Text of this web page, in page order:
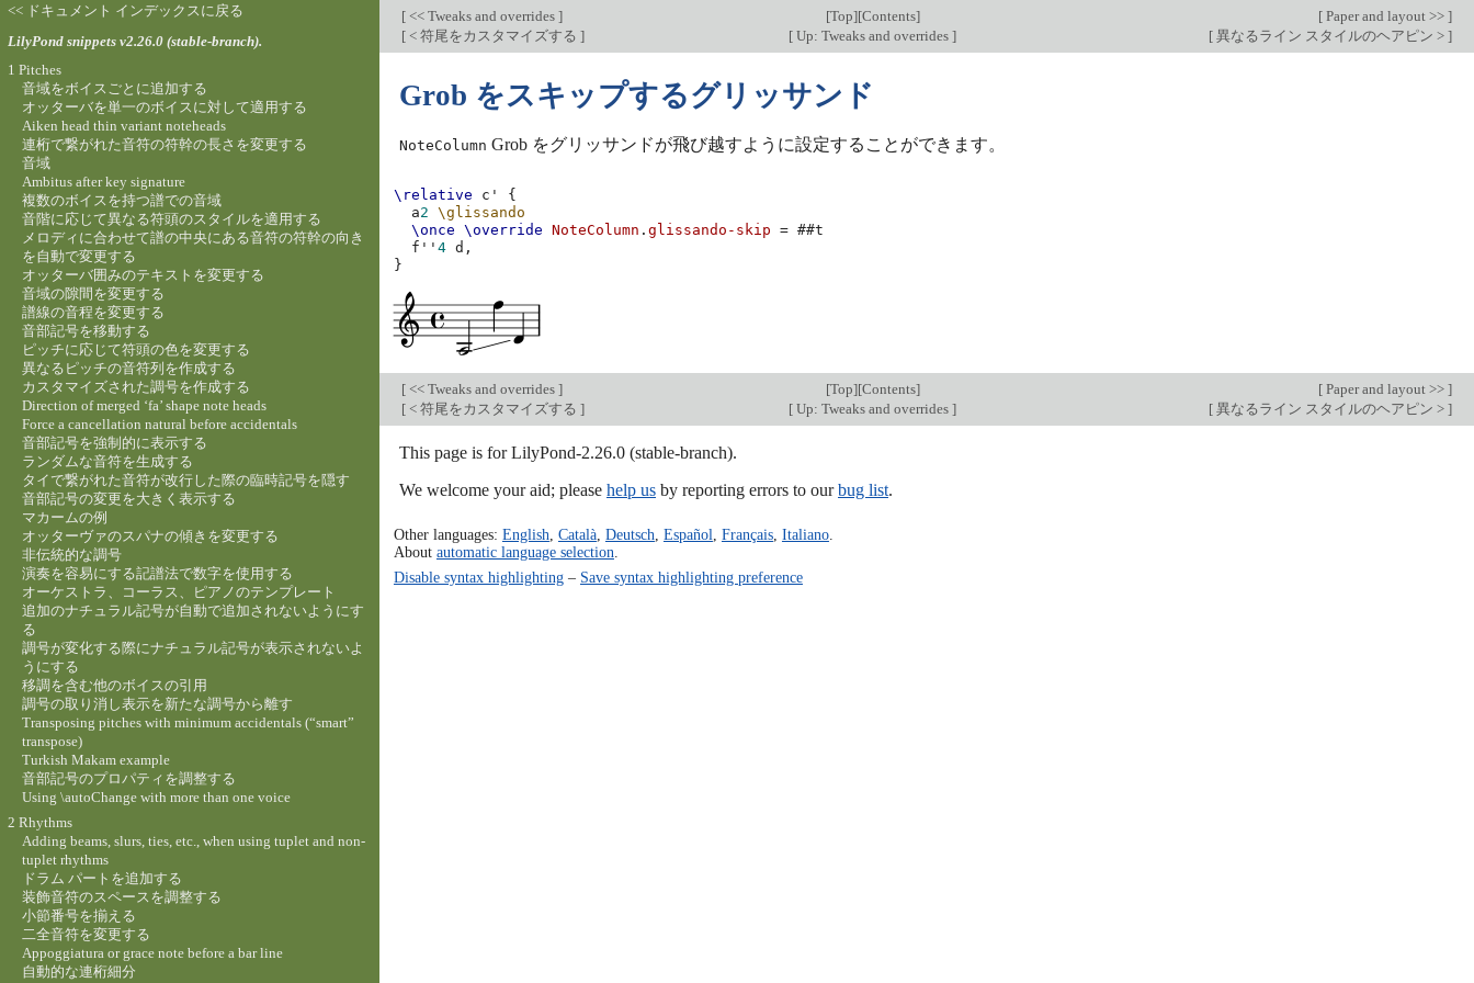
[ << Tweaks and overrides ] [Top][Contents] [ Paper and layout >> ]
[ < 符尾をカスタマイズする ] [ Up: Tweaks and overrides ] [ 異なるライン スタイルのヘアピン > ]
Grob をスキップするグリッサンド
NoteColumn Grob をグリッサンドが飛び越すように設定することができます。
\relative c'
{
a2
\glissando
\once
\override NoteColumn .glissando-skip = ##t
f''4 d,
}
[ << Tweaks and overrides ] [Top][Contents] [ Paper and layout >> ]
[ < 符尾をカスタマイズする ] [ Up: Tweaks and overrides ] [ 異なるライン スタイルのヘアピン > ]
This page is for LilyPond-2.26.0 (stable-branch).
We welcome your aid; please help us by reporting errors to ourbug list.
Other languages: English Català, Deutsch Español Français, Italiano.
About automatic language selection
Disable syntax highlighting– Save syntax highlighting preference
<< ドキュメント インデックスに戻る
LilyPond snippets v2.26.0 (stable-branch).
1 Pitches
音域をボイスごとに追加する
オッターバを単一のボイスに対して適用する
Aiken head thin variant noteheads
連桁で繋がれた音符の符幹の長さを変更する
音域
Ambitus after key signature
複数のボイスを持つ譜での音域
音階に応じて異なる符頭のスタイルを適用する
メロディに合わせて譜の中央にある音符の符幹の向き
を自動で変更する
オッターバ囲みのテキストを変更する
音域の隙間を変更する
譜線の音程を変更する
音部記号を移動する
ピッチに応じて符頭の色を変更する
異なるピッチの音符列を作成する
カスタマイズされた調号を作成する
Direction of merged ‘fa’ shape note heads
Force a cancellation natural before accidentals
音部記号を強制的に表示する
ランダムな音符を生成する
タイで繋がれた音符が改行した際の臨時記号を隠す
音部記号の変更を大きく表示する
マカームの例
オッターヴァのスパナの傾きを変更する
非伝統的な調号
演奏を容易にする記譜法で数字を使用する
オーケストラ、コーラス、ピアノのテンプレート
追加のナチュラル記号が自動で追加されないようにす
る
調号が変化する際にナチュラル記号が表示されないよ
うにする
移調を含む他のボイスの引用
調号の取り消し表示を新たな調号から離す
Transposing pitches with minimum accidentals (“smart”
transpose)
Turkish Makam example
音部記号のプロパティを調整する
Using \autoChange with more than one voice
2 Rhythms
Adding beams, slurs, ties, etc., when using tuplet and non-
tuplet rhythms
ドラム パートを追加する
装飾音符のスペースを調整する
小節番号を揃える
二全音符を変更する
Appoggiatura or grace note before a bar line
自動的な連桁細分